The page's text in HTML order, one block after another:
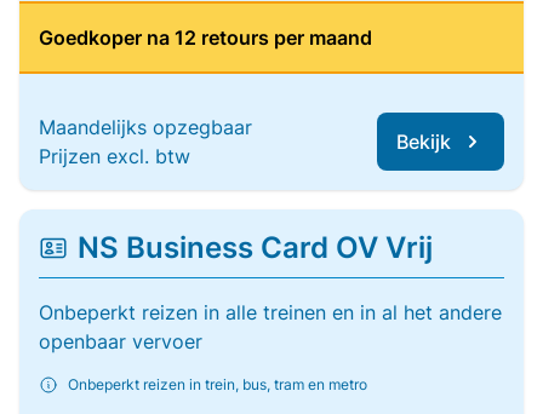
Goedkoper na 12 retours per maand
Maandelijks opzegbaar
Prijzen excl. btw
Bekijk
NS Business Card OV Vrij
Onbeperkt reizen in alle treinen en in al het andere
openbaar vervoer
Onbeperkt reizen in trein, bus, tram en metro